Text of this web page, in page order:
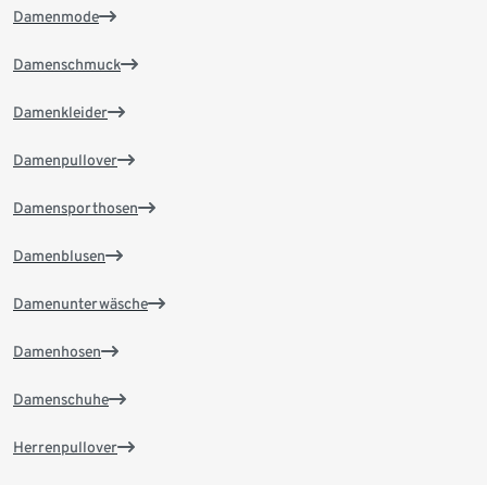
Damenmode
Damenschmuck
Damenkleider
Damenpullover
Damensporthosen
Damenblusen
Damenunterwäsche
Damenhosen
Damenschuhe
Herrenpullover